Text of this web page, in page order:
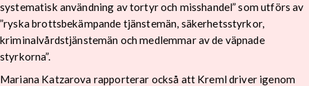
systematisk användning av tortyr och misshandel” som utförs av
”ryska brottsbekämpande tjänstemän, säkerhetsstyrkor,
kriminalvårdstjänstemän och medlemmar av de väpnade
styrkorna”.
Mariana Katzarova rapporterar också att Kreml driver igenom